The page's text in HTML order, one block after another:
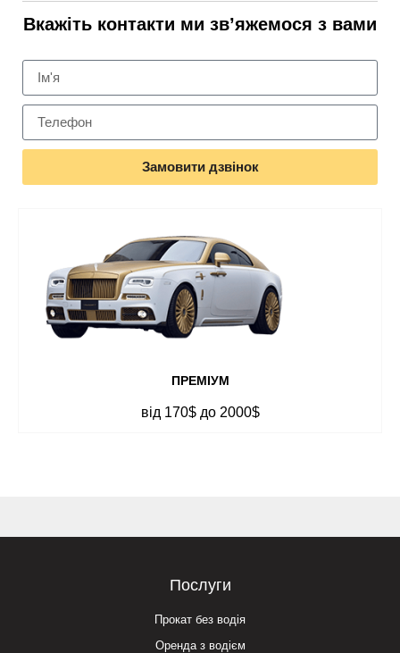
Вкажіть контакти ми зв’яжемося з вами
Замовити дзвінок
ПРЕМІУМ
від 170$ до 2000$
Послуги
Прокат без водія
Оренда з водієм